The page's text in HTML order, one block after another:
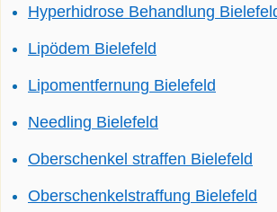
Hyperhidrose Behandlung
Lipödem Bielefeld
Lipomentfernung Bielefeld
Needling Bielefeld
Oberschenkel straffen Bielefeld
Oberschenkelstraffung Bielefeld